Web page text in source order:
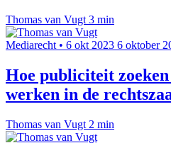
Thomas van Vugt 3 min
Mediarecht • 6 okt 2023 6 oktober
Hoe publiciteit
werken in de
Thomas van Vugt 2 min